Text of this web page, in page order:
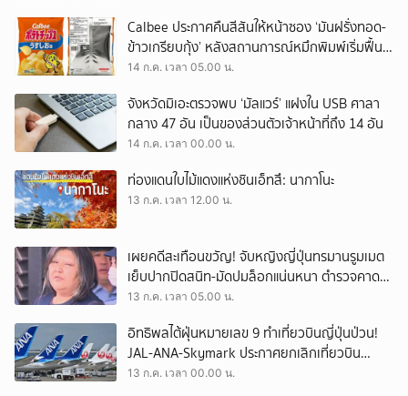
Calbee ประกาศคืนสีสันให้หน้าซอง ‘มันฝรั่งทอด-
ข้าวเกรียบกุ้ง’ หลังสถานการณ์หมึกพิมพ์เริ่มฟื้น
ตัว แต่หลังซองยังคงขาวดำ
14 ก.ค. เวลา 05.00 น.
จังหวัดมิเอะตรวจพบ ‘มัลแวร์’ แฝงใน USB ศาลา
กลาง 47 อัน เป็นของส่วนตัวเจ้าหน้าที่ถึง 14 อัน
14 ก.ค. เวลา 00.00 น.
ท่องแดนใบไม้แดงแห่งชินเอ็ทสึ: นากาโนะ
13 ก.ค. เวลา 12.00 น.
เผยคดีสะเทือนขวัญ! จับหญิงญี่ปุ่นทรมานรูมเมต
เย็บปากปิดสนิท-มัดปมล็อกแน่นหนา ตำรวจคาด
อาจมีผู้สมรู้ร่วมคิด
13 ก.ค. เวลา 05.00 น.
อิทธิพลไต้ฝุ่นหมายเลข 9 ทำเที่ยวบินญี่ปุ่นป่วน!
JAL-ANA-Skymark ประกาศยกเลิกเที่ยวบิน
กระทบผู้โดยสารเกือบ 1.8 หมื่นคน
13 ก.ค. เวลา 00.00 น.